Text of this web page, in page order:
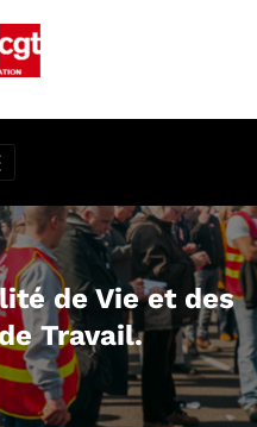
de Vie et des
Travail.